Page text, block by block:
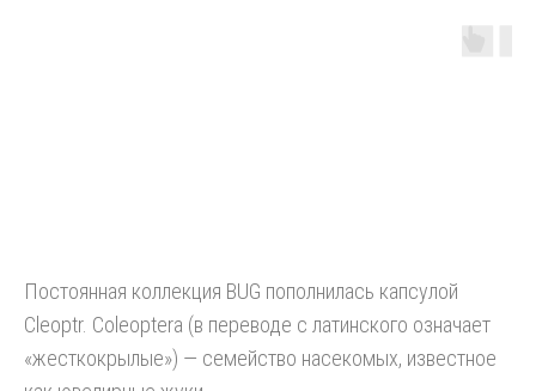
Постоянная коллекция BUG пополнилась капсулой
Cleoptr. Coleoptera (в переводе с латинского означает
«жесткокрылые») — семейство насекомых, известное